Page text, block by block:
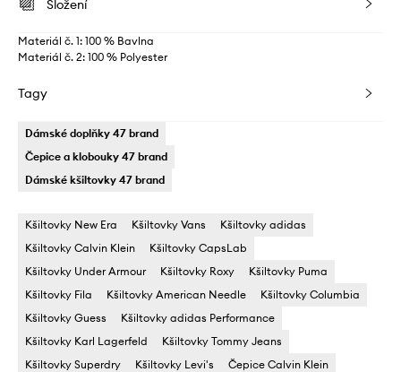
Složení
Materiál č. 1: 100 % Bavlna
Materiál č. 2: 100 % Polyester
Tagy
Dámské doplňky 47 brand
Čepice a klobouky 47 brand
Dámské kšiltovky 47 brand
Kšiltovky New Era Kšiltovky Vans
Kšiltovky adidas
Kšiltovky Calvin Klein
Kšiltovky CapsLab
Kšiltovky Under Armour
Kšiltovky Roxy
Kšiltovky Puma
Kšiltovky Fila
Kšiltovky American Needle
Kšiltovky Columbia
Kšiltovky Guess
Kšiltovky adidas Performance
Kšiltovky Karl Lagerfeld
Kšiltovky Tommy Jeans
Kšiltovky Superdry
Kšiltovky Levi's
Čepice Calvin Klein